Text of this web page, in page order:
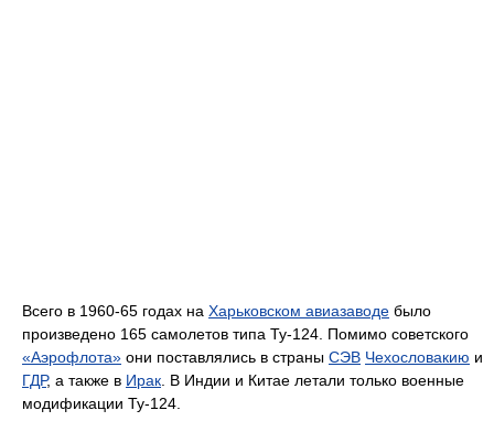
Всего в 1960-65 годах на Харьковском авиазаводе было
произведено 165 самолетов типа Ту-124. Помимо советского
«Аэрофлота» они поставлялись в страны СЭВ Чехословакию и
ГДР, а также в Ирак . В Индии и Китае летали только военные
модификации Ту-124.